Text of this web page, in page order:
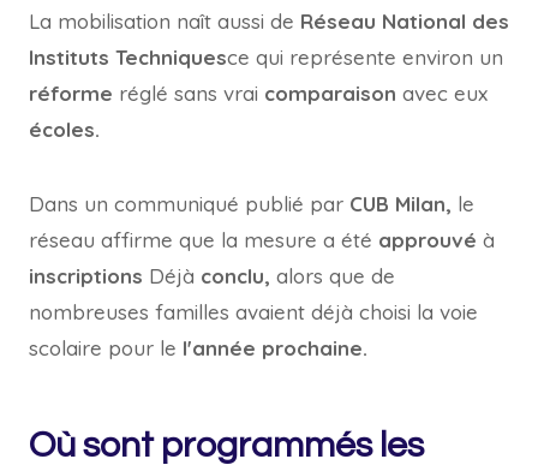
La mobilisation naît aussi de Réseau National des
Instituts Techniquesce qui représente environ un
réforme réglé sans vrai comparaison avec eux
écoles.
Dans un communiqué publié par CUB Milan, le
réseau affirme que la mesure a été approuvé à
inscriptions Déjà conclu, alors que de
nombreuses familles avaient déjà choisi la voie
scolaire pour le l'année prochaine.
Où sont programmés les